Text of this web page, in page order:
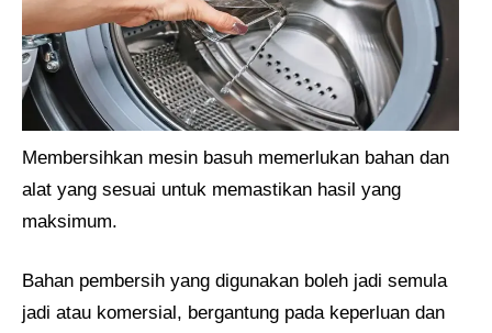
Membersihkan mesin basuh memerlukan bahan dan
alat yang sesuai untuk memastikan hasil yang
maksimum.
Bahan pembersih yang digunakan boleh jadi semula
jadi atau komersial, bergantung pada keperluan dan